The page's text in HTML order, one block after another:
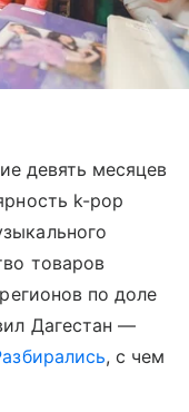
девять месяцев
k-pop
товаров
по доле
Дагестан —
, с чем